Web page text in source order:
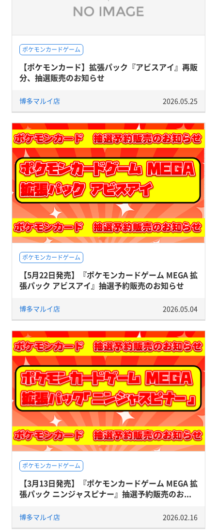
ポケモンカードゲーム
【ポケモンカード】拡張パック『アビスアイ』再販
分、抽選販売のお知らせ
博多マルイ店 2026.05.25
ポケモンカードゲーム
【5月22日発売】『ポケモンカードゲーム MEGA 拡
張パック アビスアイ』抽選予約販売のお知らせ
博多マルイ店 2026.05.04
ポケモンカードゲーム
【3月13日発売】『ポケモンカードゲーム MEGA 拡
張パック ニンジャスピナー』抽選予約販売のお...
博多マルイ店 2026.02.16